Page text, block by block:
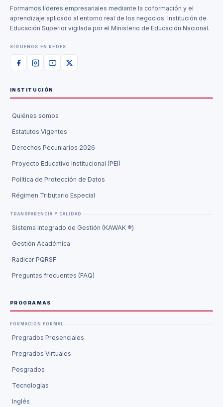
Formamos líderes empresariales mediante la coformación y el
aprendizaje aplicado al entorno real de los negocios. Institución de
Educación Superior vigilada por el Ministerio de Educación Nacional.
SÍGUENOS EN REDES
INSTITUCIÓN
Quiénes somos
Estatutos Vigentes
Derechos Pecuniarios 2026
Proyecto Educativo Institucional (PEI)
Política de Protección de Datos
Régimen Tributario Especial
TRANSPARENCIA Y CALIDAD
Sistema Integrado de Gestión (KAWAK ®)
Gestión Académica
Radicar PQRSF
Preguntas frecuentes (FAQ)
PROGRAMAS
FORMACIÓN FORMAL
Pregrados Presenciales
Pregrados Virtuales
Posgrados
Tecnologías
Inglés